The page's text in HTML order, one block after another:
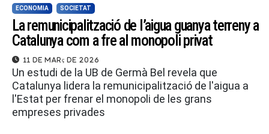
ECONOMIA SOCIETAT
La remunicipalització de l’aigua guanya terreny a
Catalunya com a fre al monopoli privat
11 de març de 2026
Un estudi de la UB de Germà Bel revela que
Catalunya lidera la remunicipalització de l'aigua a
l'Estat per frenar el monopoli de les grans
empreses privades